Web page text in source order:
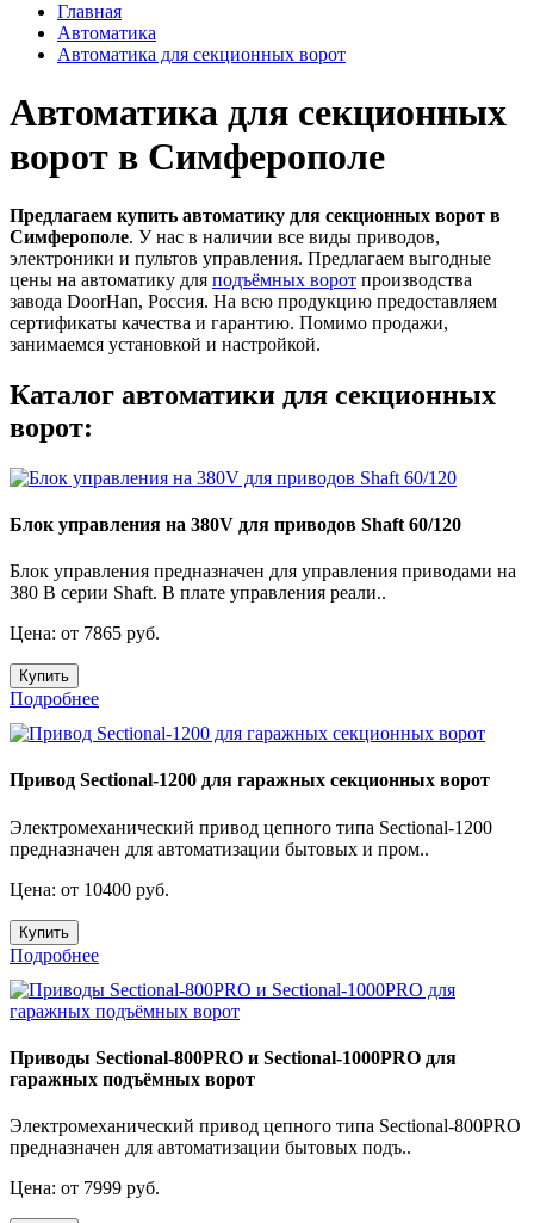
Главная
Автоматика
Автоматика для секционных ворот
Автоматика для секционных
ворот в Симферополе
Предлагаем купить автоматику для секционных ворот в
Симферополе. У нас в наличии все виды приводов,
электроники и пультов управления. Предлагаем выгодные
цены на автоматику для подъёмных ворот производства
завода DoorHan, Россия. На всю продукцию предоставляем
сертификаты качества и гарантию. Помимо продажи,
занимаемся установкой и настройкой.
Каталог автоматики для секционных
ворот:
Блок управления на 380V для приводов Shaft 60/120
Блок управления предназначен для управления приводами на
380 В серии Shaft. В плате управления реали..
Цена: от 7865 руб.
Купить
Подробнее
Привод Sectional-1200 для гаражных секционных ворот
Электромехaнический привод цепного типа Sectional-1200
преднaзначен для автоматизации бытовых и пром..
Цена: от 10400 руб.
Купить
Подробнее
Приводы Sectional-800PRO и Sectional-1000PRO для
гаражных подъёмных ворот
Электромеханический привод цепного типа Sectional-800PRO
предназначен для автоматизации бытовых подъ..
Цена: от 7999 руб.